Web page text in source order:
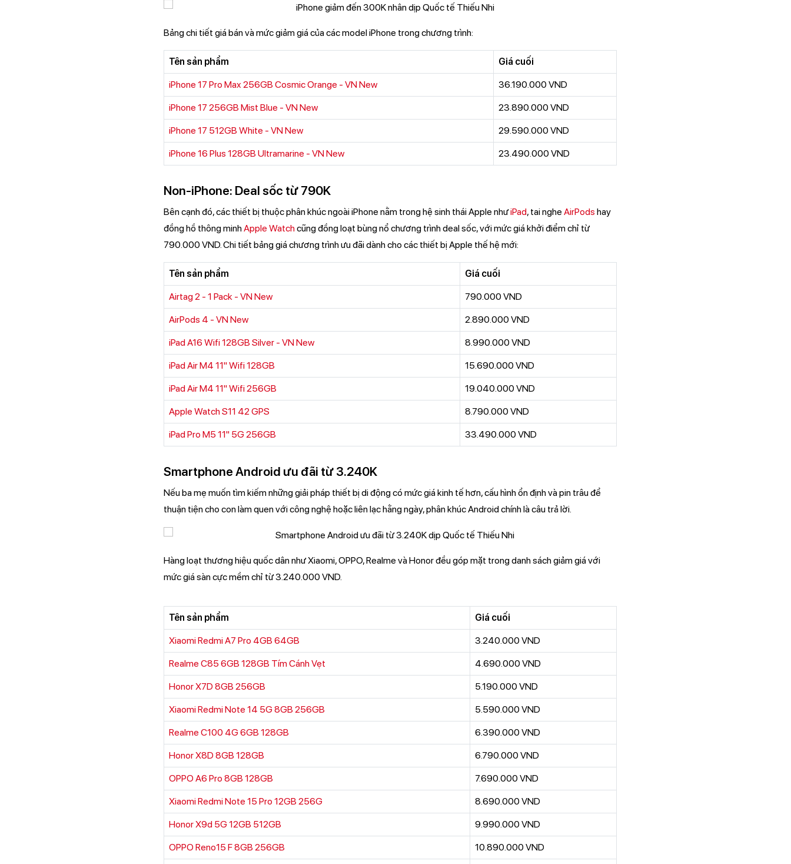
Bảng chi tiết giá bán và mức giảm giá của các model iPhone trong chương trình:
Tên sản phẩm Giá cuối
iPhone 17 Pro Max 256GB Cosmic Orange - VN New 36.190.000 VND
iPhone 17 256GB Mist Blue - VN New 23.890.000 VND
iPhone 17 512GB White - VN New 29.590.000 VND
iPhone 16 Plus 128GB Ultramarine - VN New 23.490.000 VND
Non-iPhone: Deal sốc từ 790K
Bên cạnh đó, các thiết bị thuộc phân khúc ngoài iPhone nằm trong hệ sinh thái Apple nhưiPad, tai ngheAirPods hay
đồng hồ thông minhApple Watchcũng đồng loạt bùng nổ chương trình deal sốc, với mức giá khởi điểm chỉ từ
790.000 VND. Chi tiết bảng giá chương trình ưu đãi dành cho các thiết bị Apple thế hệ mới:
Tên sản phẩm Giá cuối
Airtag 2 - 1 Pack - VN New 790.000 VND
AirPods 4 - VN New 2.890.000 VND
iPad A16 Wifi 128GB Silver - VN New 8.990.000 VND
iPad Air M4 11" Wifi 128GB 15.690.000 VND
iPad Air M4 11" Wifi 256GB 19.040.000 VND
Apple Watch S11 42 GPS 8.790.000 VND
iPad Pro M5 11" 5G 256GB 33.490.000 VND
Smartphone Android ưu đãi từ 3.240K
Nếu ba mẹ muốn tìm kiếm những giải pháp thiết bị di động có mức giá kinh tế hơn, cấu hình ổn định và pin trâu để
thuận tiện cho con làm quen với công nghệ hoặc liên lạc hằng ngày, phân khúc Android chính là câu trả lời.
Hàng loạt thương hiệu quốc dân như Xiaomi, OPPO, Realme và Honor đều góp mặt trong danh sách giảm giá với
mức giá sàn cực mềm chỉ từ 3.240.000 VND.
Tên sản phẩm Giá cuối
Xiaomi Redmi A7 Pro 4GB 64GB 3.240.000 VND
Realme C85 6GB 128GB Tím Cánh Vẹt 4.690.000 VND
Honor X7D 8GB 256GB 5.190.000 VND
Xiaomi Redmi Note 14 5G 8GB 256GB 5.590.000 VND
Realme C100 4G 6GB 128GB 6.390.000 VND
Honor X8D 8GB 128GB 6.790.000 VND
OPPO A6 Pro 8GB 128GB 7.690.000 VND
Xiaomi Redmi Note 15 Pro 12GB 256G 8.690.000 VND
Honor X9d 5G 12GB 512GB 9.990.000 VND
OPPO Reno15 F 8GB 256GB 10.890.000 VND